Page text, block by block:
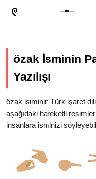
özak İsminin
Yazılışı
özak isiminin Türk işaret
aşağıdaki hareketli
insanlara isminizi